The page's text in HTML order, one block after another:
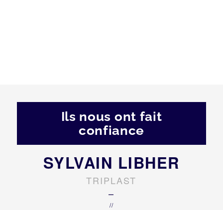
Ils nous ont fait
confiance
SYLVAIN LIBHER
TRIPLAST
–
//